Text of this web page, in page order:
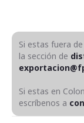
Si estas fuera
la sección de
Si estas en
escríbenos a